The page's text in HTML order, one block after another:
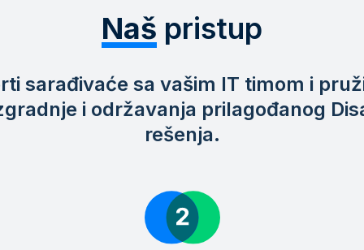
Naš pristup
sarađivaće sa vašim IT timom i
i održavanja prilagođanog
rešenja.